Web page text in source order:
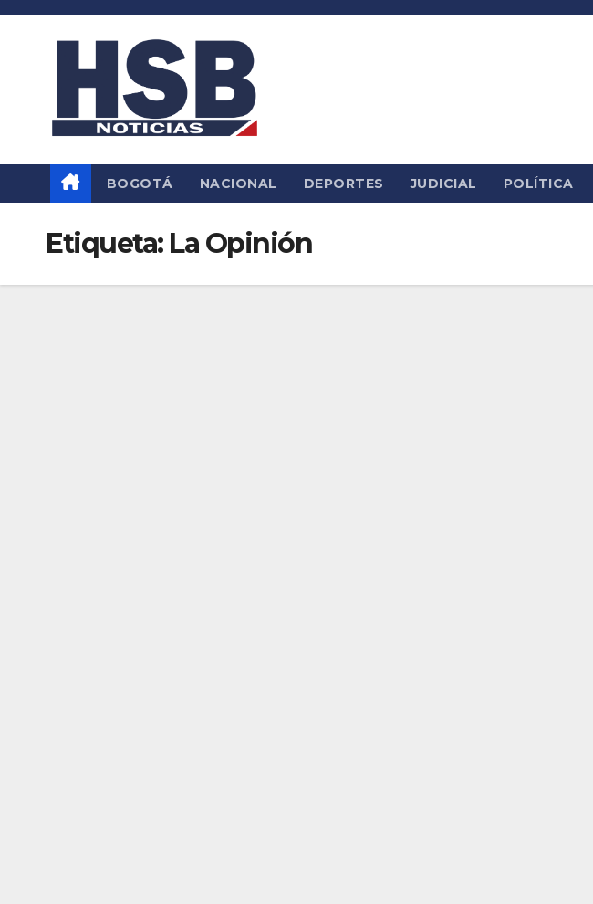
Saltar
BOGOTÁ NACIONAL DEPORTES JUDICIAL POLÍTICA
Etiqueta: La Opinión